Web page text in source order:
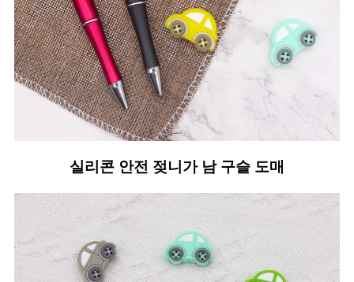
실리콘 안전 젖니가 남 구슬 도매